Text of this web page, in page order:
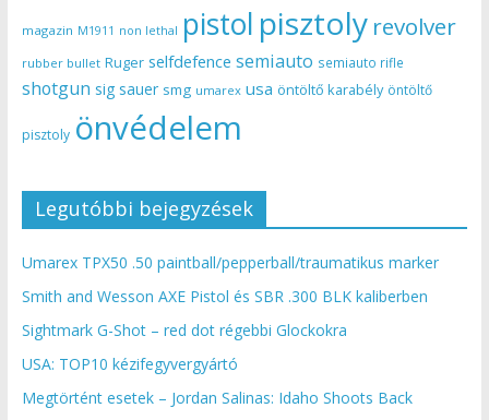
magazin M1911 non lethal pistol pisztoly revolver
rubber bullet Ruger selfdefence semiauto semiauto rifle
shotgun sig sauer smg umarex usa öntöltő karabély öntöltő
pisztoly önvédelem
Legutóbbi bejegyzések
Umarex TPX50 .50 paintball/pepperball/traumatikus marker
Smith and Wesson AXE Pistol és SBR .300 BLK kaliberben
Sightmark G-Shot – red dot régebbi Glockokra
USA: TOP10 kézifegyvergyártó
Megtörtént esetek – Jordan Salinas: Idaho Shoots Back